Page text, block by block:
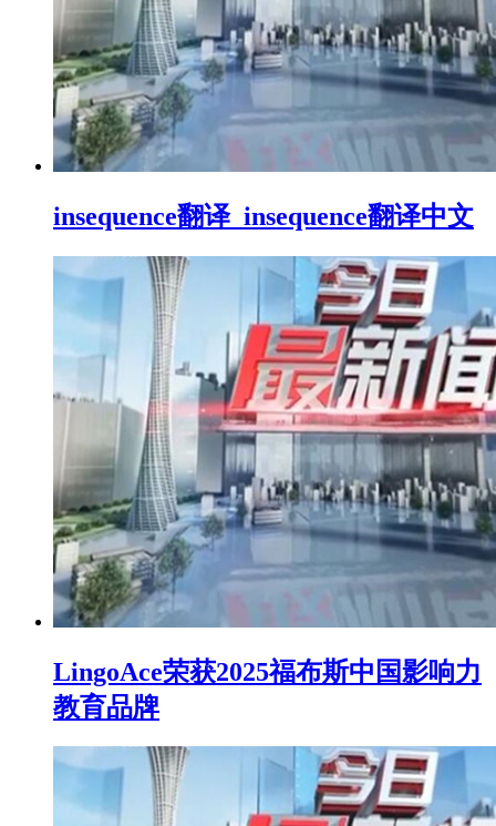
insequence翻译_insequence翻译中文
LingoAce荣获2025福布斯中国影响力
教育品牌